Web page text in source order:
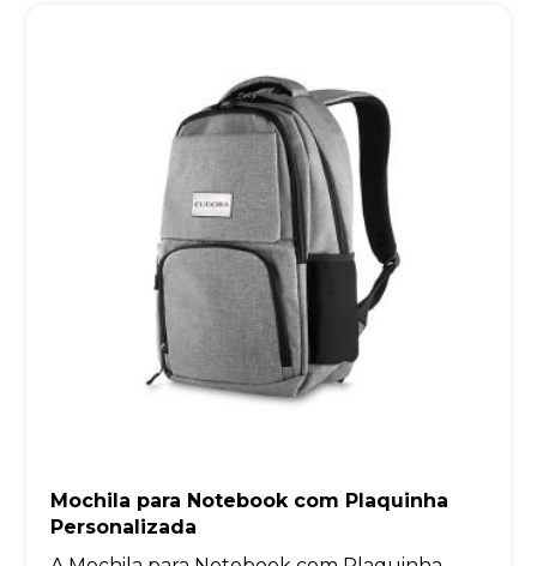
Mochila para Notebook com Plaquinha
Personalizada